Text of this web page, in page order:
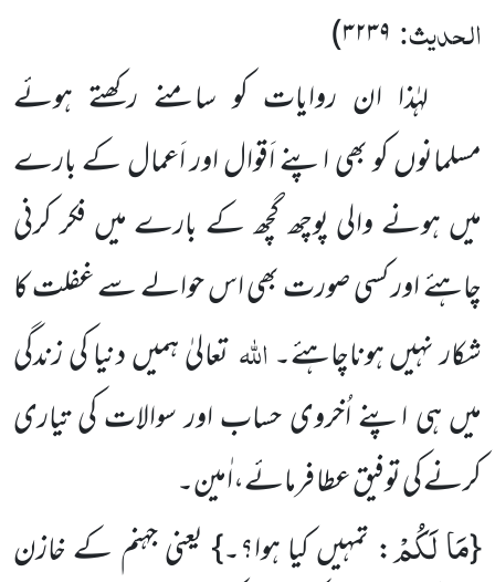
الحدیث: ۳۲۳۹)
لہٰذا ان روایات کو سامنے رکھتے ہوئے
مسلمانوں کو بھی اپنے اَقوال اور اَعمال کے بارے
میں ہونے والی پوچھ گچھ کے بارے میں فکر کرنی
چاہئے اور کسی صورت بھی اس حوالے سے غفلت کا
شکار نہیں ہوناچاہئے۔اللہتعالیٰ ہمیں دنیا کی زندگی
میں ہی اپنے اُخروی حساب اور سوالات کی تیاری
کرنے کی توفیق عطا فرمائے،اٰمین۔
{مَا لَكُمْ: تمہیں کیا ہوا؟۔} یعنی جہنم کے خازن